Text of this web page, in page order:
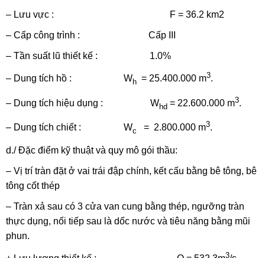
– Lưu vực : F = 36.2 km2
– Cấp công trình : Cấp III
– Tần suất lũ thiết kế : 1.0%
– Dung tích hồ : Wh= 25.400.000 m3.
– Dung tích hiệu dụng : Whd= 22.600.000 m3.
– Dung tích chiết : Wc = 2.800.000 m3.
d./ Đặc điểm kỹ thuật và quy mô gói thầu:
– Vị trí tràn đặt ở vai trái đập chính, kết cấu bằng bê tông, bê
tông cốt thép
– Tràn xả sau có 3 cửa van cung bằng thép, ngưỡng tràn
thực dụng, nối tiếp sau là dốc nước và tiêu năng bằng mũi
phun.
3